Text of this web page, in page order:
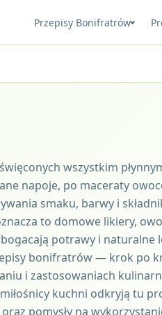
Przepisy Bonifratrów
wszystkim
napoje, po maceraty
smaku, barwy i
to domowe likiery,
potrawy i naturalne
bonifratrów — krok po
i zastosowaniach
kuchni odkryją tu
pomysły na